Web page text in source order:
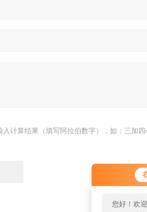
您好！欢
入计算结果（填写阿拉伯数字），如：三加四